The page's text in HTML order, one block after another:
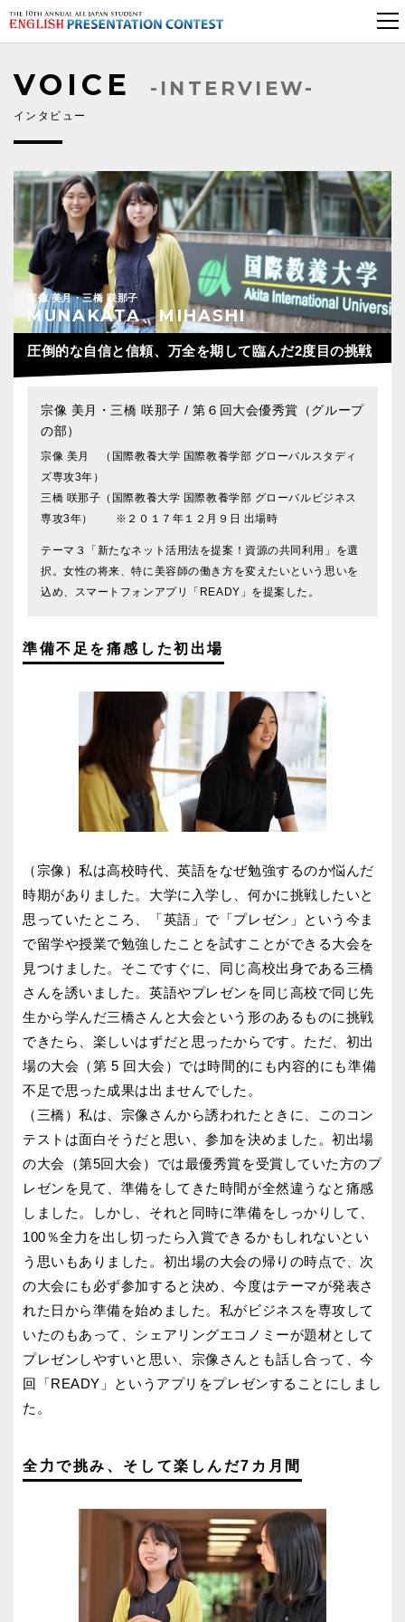
VOICE -INTERVIEW-
インタビュー
宗像 美月・三橋 咲那子
MUNAKATA、MIHASHI
圧倒的な自信と信頼、万全を期して臨んだ2度目の挑戦
宗像 美月・三橋 咲那子 / 第６回大会優秀賞（グループ
の部）
宗像 美月 （国際教養大学 国際教養学部 グローバルスタディ
ズ専攻3年）
三橋 咲那子（国際教養大学 国際教養学部 グローバルビジネス
専攻3年） ※２０１７年１２月９日 出場時
テーマ３「新たなネット活用法を提案！資源の共同利用」を選
択。女性の将来、特に美容師の働き方を変えたいという思いを
込め、スマートフォンアプリ「READY」を提案した。
準備不足を痛感した初出場
（宗像）私は高校時代、英語をなぜ勉強するのか悩んだ
時期がありました。大学に入学し、何かに挑戦したいと
思っていたところ、「英語」で「プレゼン」という今ま
で留学や授業で勉強したことを試すことができる大会を
見つけました。そこですぐに、同じ高校出身である三橋
さんを誘いました。英語やプレゼンを同じ高校で同じ先
生から学んだ三橋さんと大会という形のあるものに挑戦
できたら、楽しいはずだと思ったからです。ただ、初出
場の大会（第 5 回大会）では時間的にも内容的にも準備
不足で思った成果は出ませんでした。
（三橋）私は、宗像さんから誘われたときに、このコン
テストは面白そうだと思い、参加を決めました。初出場
の大会（第5回大会）では最優秀賞を受賞していた方のプ
レゼンを見て、準備をしてきた時間が全然違うなと痛感
しました。しかし、それと同時に準備をしっかりして、
100％全力を出し切ったら入賞できるかもしれないとい
う思いもありました。初出場の大会の帰りの時点で、次
の大会にも必ず参加すると決め、今度はテーマが発表さ
れた日から準備を始めました。私がビジネスを専攻して
いたのもあって、シェアリングエコノミーが題材として
プレゼンしやすいと思い、宗像さんとも話し合って、今
回「READY」というアプリをプレゼンすることにしまし
た。
全力で挑み、そして楽しんだ7カ月間